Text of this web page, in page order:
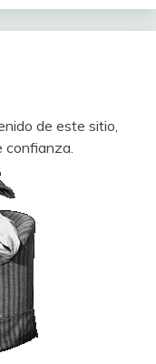
de este sitio,
confianza.